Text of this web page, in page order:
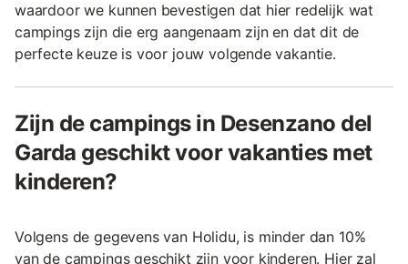
waardoor we kunnen bevestigen dat hier redelijk wat
campings zijn die erg aangenaam zijn en dat dit de
perfecte keuze is voor jouw volgende vakantie.
Zijn de campings in Desenzano del
Garda geschikt voor vakanties met
kinderen?
Volgens de gegevens van Holidu, is minder dan 10%
van de campings geschikt zijn voor kinderen. Hier zal